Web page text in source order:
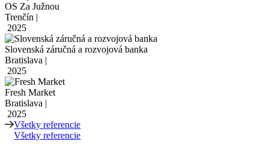
OS Za Južnou
Trenčín |
2025
Slovenská záručná a rozvojová banka
Bratislava |
2025
Fresh Market
Bratislava |
2025
Všetky referencie
Všetky referencie